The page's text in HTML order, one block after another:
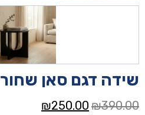
שידה דגם סאן שחור
₪390.00
המחיר ₪250.00